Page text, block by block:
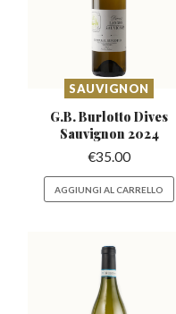
SAUVIGNON
G.B. Burlotto Dives
Sauvignon 2024
€35.00
AGGIUNGI AL CARRELLO